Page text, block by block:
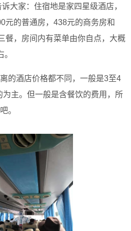
诉大家：住宿地是家四星级酒店，
元的普通房，438元的商务房和
餐，房间内有菜单由你自点，大概
的酒店价格都不同，一般是3至4
主。但一般是含餐饮的费用，所
。